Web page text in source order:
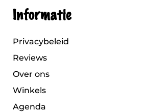
Informatie
Privacybeleid
Reviews
Over ons
Winkels
Agenda